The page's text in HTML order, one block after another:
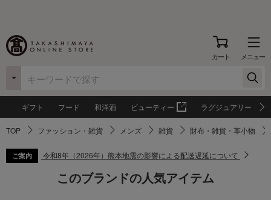
カート メニュー
ギフト フード 和洋酒 ビューティー ラグジュアリー
TOP ファッション・雑貨 メンズ 雑貨 財布・雑貨・革小物
ご案内 令和8年（2026年）熊本地震の影響による配送遅延について
このブランドの人気アイテム